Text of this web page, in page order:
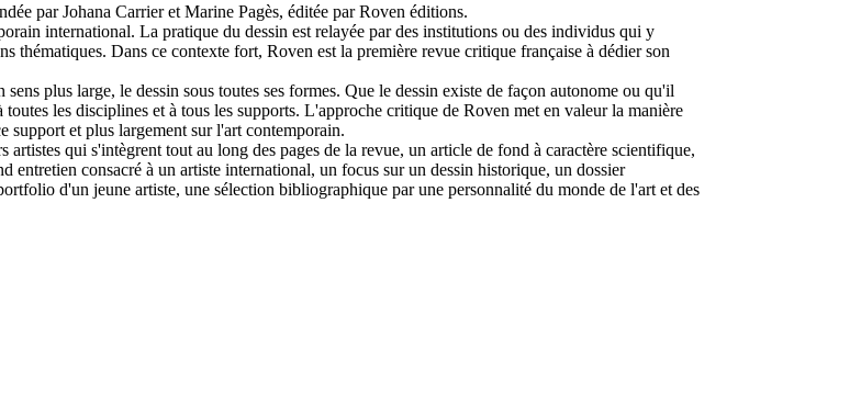
par Johana Carrier et Marine Pagès, éditée par Roven éditions.
international. La pratique du dessin est relayée par des institutions ou des individus qui y
thématiques. Dans ce contexte fort, Roven est la première revue critique française à dédier son
plus large, le dessin sous toutes ses formes. Que le dessin existe de façon autonome ou qu'il
les disciplines et à tous les supports. L'approche critique de Roven met en valeur la manière
support et plus largement sur l'art contemporain.
qui s'intègrent tout au long des pages de la revue, un article de fond à caractère scientifique,
consacré à un artiste international, un focus sur un dessin historique, un dossier
d'un jeune artiste, une sélection bibliographique par une personnalité du monde de l'art et des